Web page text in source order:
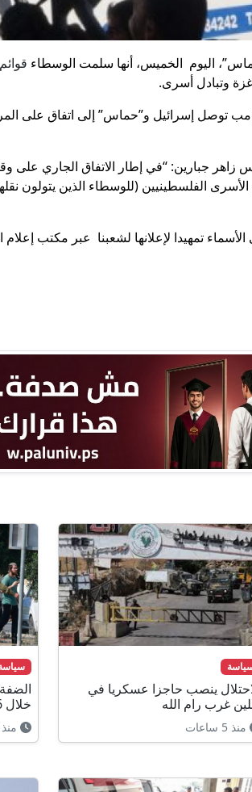
وتبادل أسرى.
توصل إسرائيل و”حماس” إلى اتفاق على
جبارين: “في إطار الاتفاق الجاري على
الفلسطينيين (للوسطاء الذين يتولون
تمهيدا لإعلانها لشعبنا عبر مكتب
ينصب حاجزا عسكريا في
غرب رام الله
منذ 5 ساعات
خلال 6 أشهر
منذ 3 ساعات